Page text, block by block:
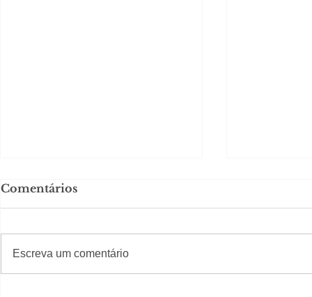
Comentários
Escreva um comentário